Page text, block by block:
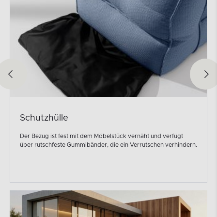
Schutzhülle
Der Bezug ist fest mit dem Möbelstück vernäht und verfügt
über rutschfeste Gummibänder, die ein Verrutschen verhindern.